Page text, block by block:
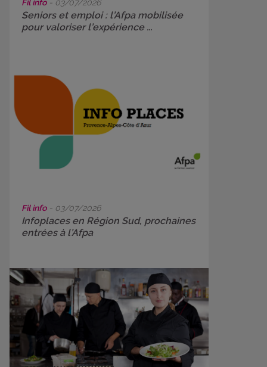
Fil info - 03/07/2026
Seniors et emploi : l’Afpa mobilisée
pour valoriser l’expérience ...
Fil info - 03/07/2026
Infoplaces en Région Sud, prochaines
entrées à l’Afpa